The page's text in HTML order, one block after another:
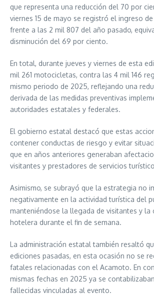
que representa una reducción del 70 por
viernes 15 de mayo se registró el ingreso
frente a las 2 mil 807 del año pasado,
disminución del 69 por ciento.
En total, durante jueves y viernes de esta
mil 261 motocicletas, contra las 4 mil 146
mismo periodo de 2025, reflejando una
derivada de las medidas preventivas
autoridades estatales y federales.
El gobierno estatal destacó que estas
contener conductas de riesgo y evitar
que en años anteriores generaban
visitantes y prestadores de servicios
Asimismo, se subrayó que la estrategia no
negativamente en la actividad turística del
manteniéndose la llegada de visitantes y la
hotelera durante el fin de semana.
La administración estatal también resaltó
ediciones pasadas, en esta ocasión no se
fatales relacionadas con el Acamoto. En
mismas fechas en 2025 ya se
fallecidas vinculadas al evento.